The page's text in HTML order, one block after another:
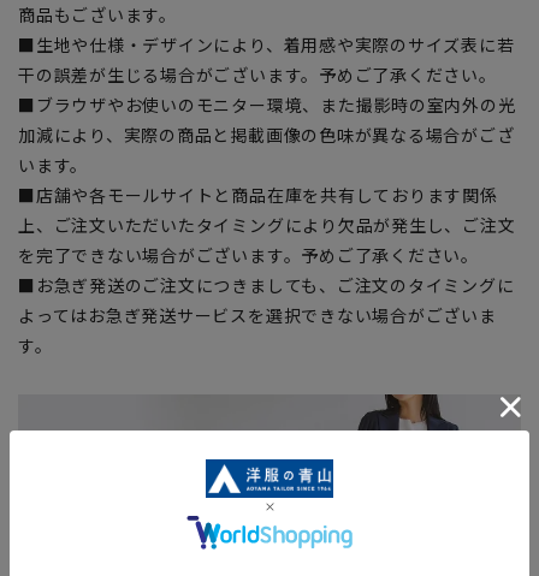
商品もございます。
■生地や仕様・デザインにより、着用感や実際のサイズ表に若
干の誤差が生じる場合がございます。予めご了承ください。
■ブラウザやお使いのモニター環境、また撮影時の室内外の光
加減により、実際の商品と掲載画像の色味が異なる場合がござ
います。
■店舗や各モールサイトと商品在庫を共有しております関係
上、ご注文いただいたタイミングにより欠品が発生し、ご注文
を完了できない場合がございます。予めご了承ください。
■お急ぎ発送のご注文につきましても、ご注文のタイミングに
よってはお急ぎ発送サービスを選択できない場合がございま
す。